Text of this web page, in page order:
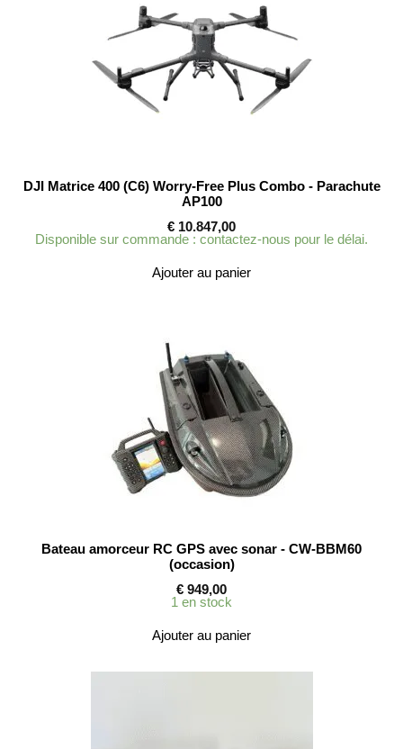
DJI Matrice 400 (C6) Worry-Free Plus Combo - Parachute
AP100
€ 10.847,00
Disponible sur commande : contactez-nous pour le délai.
Ajouter au panier
Bateau amorceur RC GPS avec sonar - CW-BBM60
(occasion)
€ 949,00
1 en stock
Ajouter au panier